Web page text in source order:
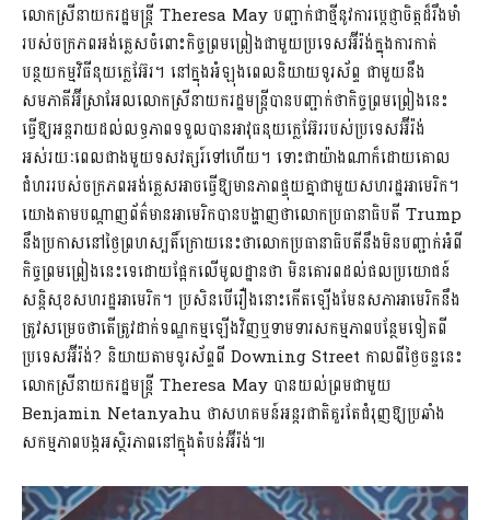
លោកស្រីនាយករដ្ឋមន្ត្រី Theresa May បញ្ជាក់ជាថ្មីនូវការប្តេជ្ញាចិត្តដ៏រឹងមាំ
របស់ចក្រភពអង់គ្លេសចំពោះកិច្ចព្រមព្រៀងជាមួយប្រទេសអ៊ីរ៉ង់ក្នុងការកាត់
បន្ថយកម្មវិធីនុយក្លេអ៊ែរ។ នៅក្នុងអំឡុងពេលនិយាយទូរស័ព្ទ ជាមួយនឹង
សមភាគីអ៊ីស្រាអែលលោកស្រីនាយករដ្ឋមន្ត្រីបានបញ្ជាក់ថាកិច្ចព្រមព្រៀងនេះ
ធ្វើឱ្យអន្តរាយដល់លទ្ធភាពទទួលបានអាវុធនុយក្លេអ៊ែររបស់ប្រទេសអ៊ីរ៉ង់
អស់រយៈពេលជាងមួយទសវត្សរ៍ទៅហើយ។ ទោះជាយ៉ាងណាក៏ដោយគោល
ជំហររបស់ចក្រភពអង់គ្លេសអាចធ្វើឱ្យមានភាពផ្ទុយគ្នាជាមួយសហរដ្ឋអាមេរិក។
យោងតាមបណ្តាញព័ត៌មានអាមេរិកបានបង្ហាញថាលោកប្រធានាធិបតី Trump
នឹងប្រកាសនៅថ្ងៃព្រហស្បតិ៍ក្រោយនេះថាលោកប្រធានាធិបតីនឹងមិនបញ្ជាក់អំពី
កិច្ចព្រមព្រៀងនេះទេដោយផ្អែកលើមូលដ្ឋានថា មិនគោរពដល់ផលប្រយោជន៍
សន្តិសុខសហរដ្ឋអាមេរិក។ ប្រសិនបើរឿងនោះកើតឡើងមែនសភាអាមេរិកនឹង
ត្រូវសម្រេចថាតើត្រូវដាក់ទណ្ឌកម្មឡើងវិញឬទាមទារសកម្មភាពបន្ថែមទៀតពី
ប្រទេសអ៊ីរ៉ង់? និយាយតាមទូរស័ព្ទពី Downing Street កាលពីថ្ងៃចន្ទនេះ
លោកស្រីនាយករដ្ឋមន្ត្រី Theresa May បានយល់ព្រមជាមួយ
Benjamin Netanyahu ថាសហគមន៍អន្តរជាតិគួរតែជំរុញឱ្យប្រឆាំង
សកម្មភាពបង្កអស្ថិរភាពនៅក្នុងតំបន់អ៊ីរ៉ង់៕